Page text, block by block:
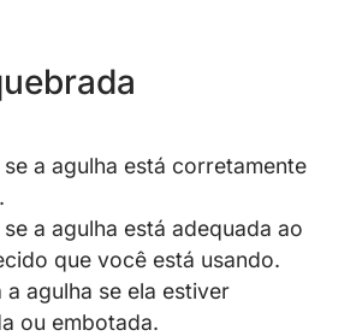
a agulha está corretamente
a agulha está adequada ao
que você está usando.
a agulha se ela estiver
ou embotada.